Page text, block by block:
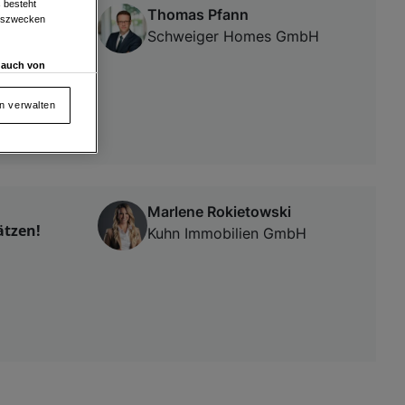
Thomas Pfann
Schweiger Homes GmbH
Marlene Rokietowski
Kuhn Immobilien GmbH
besteht
von
der
verwalten